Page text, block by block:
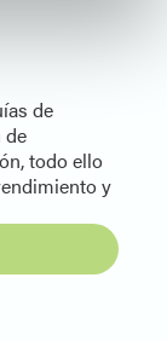
de
de
todo ello
y